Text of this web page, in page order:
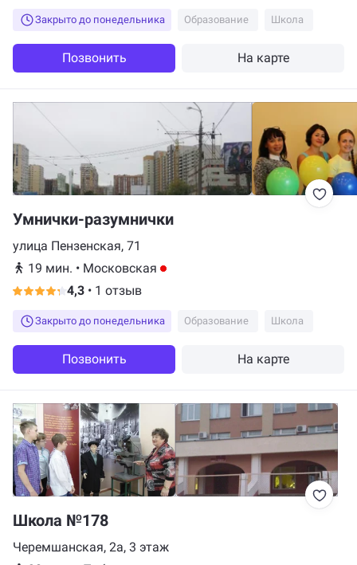
Закрыто до понедельника Образование Школа
Позвонить На карте
Умнички-разумнички
улица Пензенская, 71
19 мин. • Московская
4,3 • 1 отзыв
Закрыто до понедельника Образование Школа
Позвонить На карте
Школа №178
Черемшанская, 2а, 3 этаж